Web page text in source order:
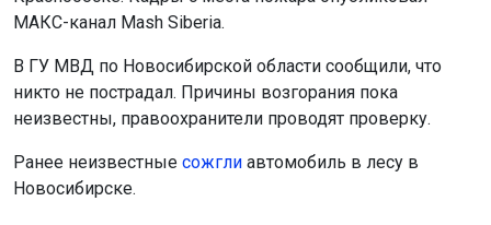
МАКС-канал Mash Siberia.
В ГУ МВД по Новосибирской области сообщили, что
никто не пострадал. Причины возгорания пока
неизвестны, правоохранители проводят проверку.
Ранее неизвестные сожгли автомобиль в лесу в
Новосибирске.